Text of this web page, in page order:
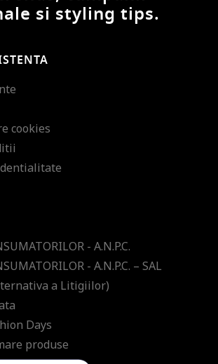
si styling tips.
cookies
- A.N.P.C.
- A.N.P.C. – SAL
a Litigiilor)
Days
produse